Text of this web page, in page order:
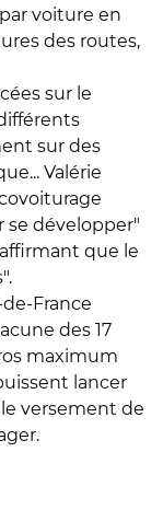
voiture en
des routes,
sur le
sur des
Valérie
se développer"
que le
France
des 17
maximum
lancer
versement de